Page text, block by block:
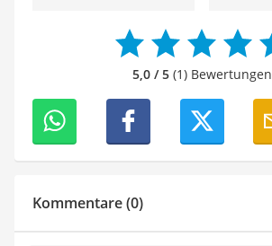
5,0 / 5(1) Bewertungen
Kommentare (0)